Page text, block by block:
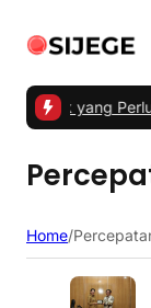
yang Perlu
Home/